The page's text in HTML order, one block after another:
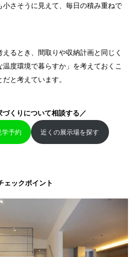
小さそうに見えて、毎日の積み重ねで
えるとき、間取りや収納計画と同じく
度環境で暮らすか」を考えておくこ
と考えています。
づくりについて相談する／
学予約 近くの展示場を探す
ェックポイント